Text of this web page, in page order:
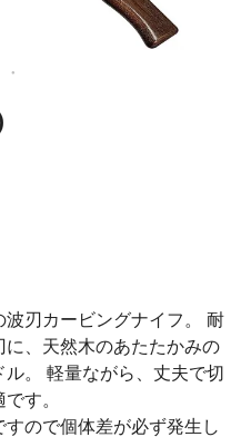
波刃カービングナイフ。 耐
、天然木のあたたかみの
。 軽量ながら、丈夫で切
す。
すので個体差が必ず発生し